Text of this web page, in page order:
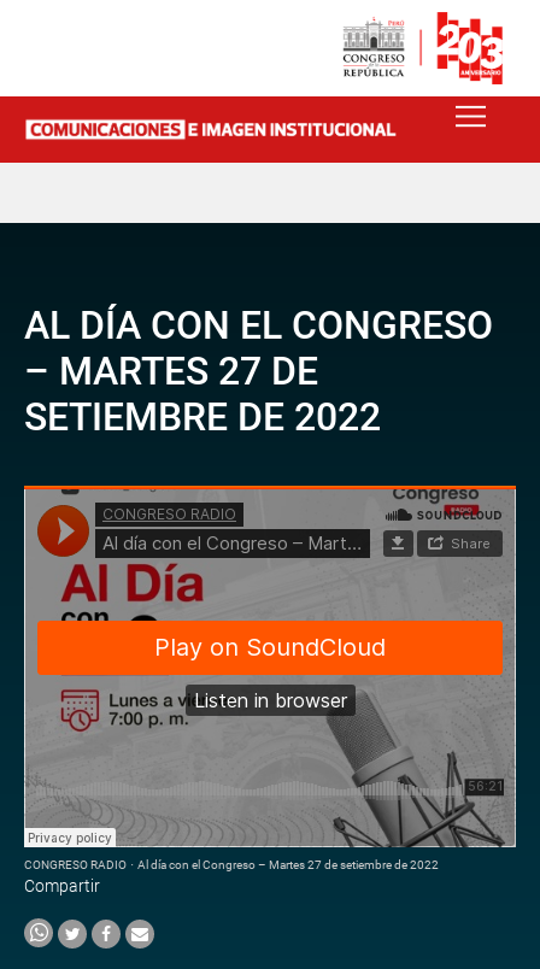
AL DÍA CON EL CONGRESO
– MARTES 27 DE
SETIEMBRE DE 2022
CONGRESO RADIO · Al día con el Congreso – Martes 27 de setiembre de 2022
Compartir